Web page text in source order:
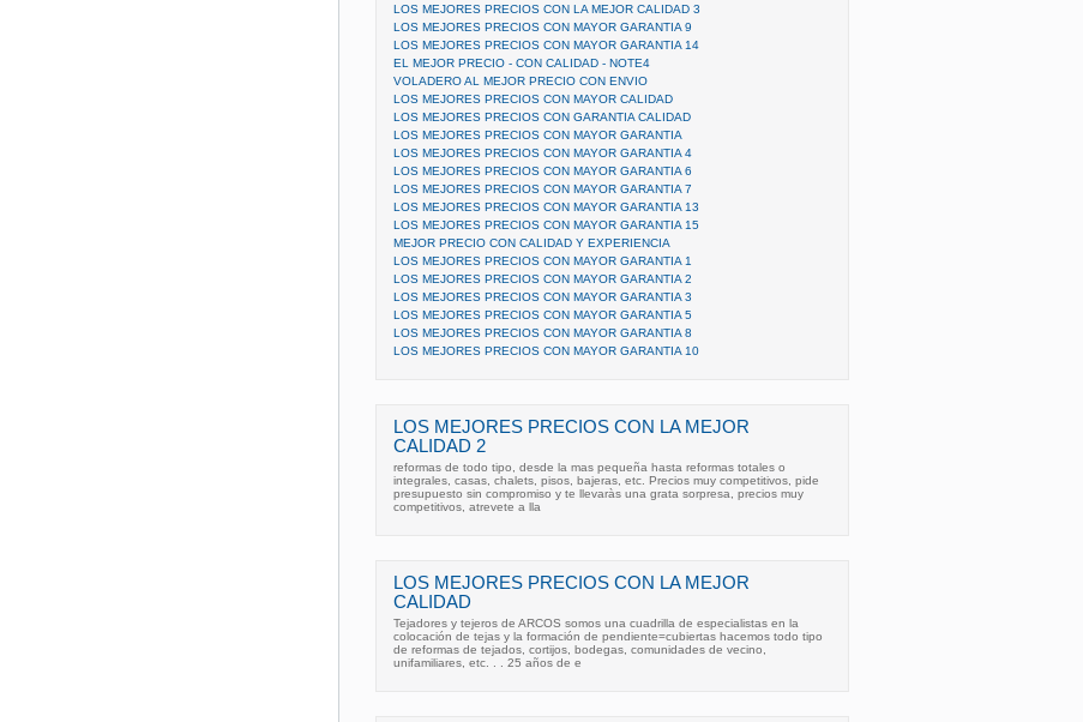
LOS MEJORES PRECIOS CON LA MEJOR CALIDAD 3
LOS MEJORES PRECIOS CON MAYOR GARANTIA 9
LOS MEJORES PRECIOS CON MAYOR GARANTIA 14
EL MEJOR PRECIO - CON CALIDAD - NOTE4
VOLADERO AL MEJOR PRECIO CON ENVIO
LOS MEJORES PRECIOS CON MAYOR CALIDAD
LOS MEJORES PRECIOS CON GARANTIA CALIDAD
LOS MEJORES PRECIOS CON MAYOR GARANTIA
LOS MEJORES PRECIOS CON MAYOR GARANTIA 4
LOS MEJORES PRECIOS CON MAYOR GARANTIA 6
LOS MEJORES PRECIOS CON MAYOR GARANTIA 7
LOS MEJORES PRECIOS CON MAYOR GARANTIA 13
LOS MEJORES PRECIOS CON MAYOR GARANTIA 15
MEJOR PRECIO CON CALIDAD Y EXPERIENCIA
LOS MEJORES PRECIOS CON MAYOR GARANTIA 1
LOS MEJORES PRECIOS CON MAYOR GARANTIA 2
LOS MEJORES PRECIOS CON MAYOR GARANTIA 3
LOS MEJORES PRECIOS CON MAYOR GARANTIA 5
LOS MEJORES PRECIOS CON MAYOR GARANTIA 8
LOS MEJORES PRECIOS CON MAYOR GARANTIA 10
LOS MEJORES PRECIOS CON LA MEJOR
CALIDAD 2
reformas de todo tipo, desde la mas pequeña hasta reformas totales o
integrales, casas, chalets, pisos, bajeras, etc. Precios muy competitivos, pide
presupuesto sin compromiso y te llevaràs una grata sorpresa, precios muy
competitivos, atrevete a lla
LOS MEJORES PRECIOS CON LA MEJOR
CALIDAD
Tejadores y tejeros de ARCOS somos una cuadrilla de especialistas en la
colocación de tejas y la formación de pendiente=cubiertas hacemos todo tipo
de reformas de tejados, cortijos, bodegas, comunidades de vecino,
unifamiliares, etc. . . 25 años de e